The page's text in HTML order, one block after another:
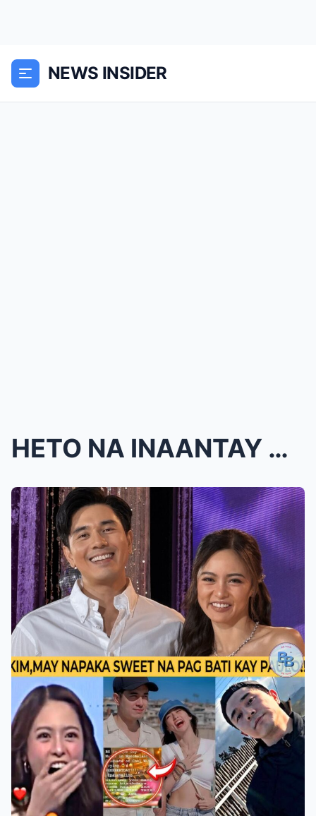
NEWS INSIDER
HETO NA INAANTAY NYO